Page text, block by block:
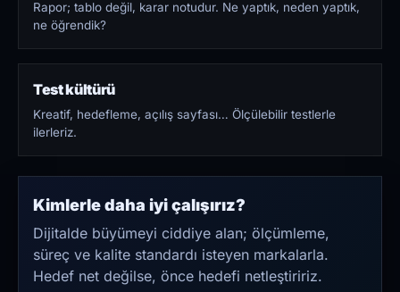
Rapor; tablo değil, karar notudur. Ne yaptık, neden yaptık,
ne öğrendik?
Test kültürü
Kreatif, hedefleme, açılış sayfası… Ölçülebilir testlerle
ilerleriz.
Kimlerle daha iyi çalışırız?
Dijitalde büyümeyi ciddiye alan; ölçümleme,
süreç ve kalite standardı isteyen markalarla.
Hedef net değilse, önce hedefi netleştiririz.